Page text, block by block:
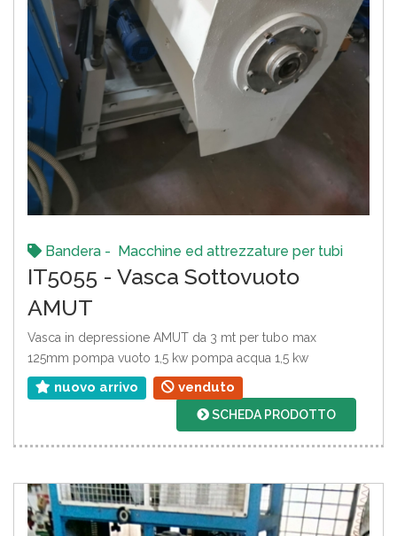
Bandera - Macchine ed attrezzature per tubi
IT5055 - Vasca Sottovuoto
AMUT
Vasca in depressione AMUT da 3 mt per tubo max
125mm pompa vuoto 1,5 kw pompa acqua 1,5 kw
nuovo arrivo venduto
SCHEDA PRODOTTO